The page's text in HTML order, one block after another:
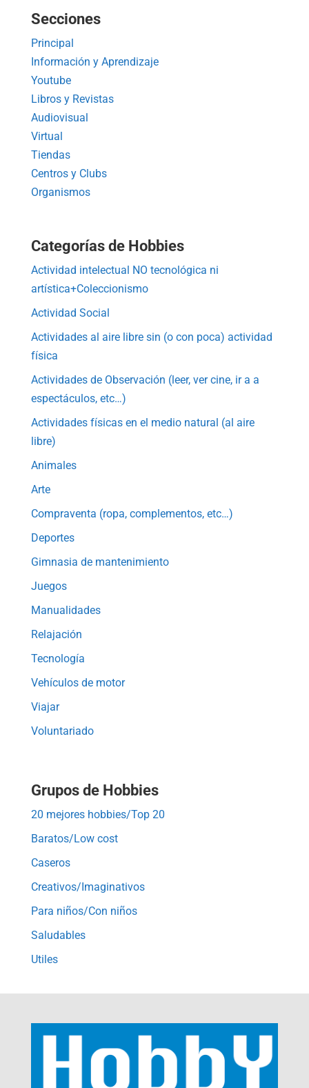
Secciones
Principal
Información y Aprendizaje
Youtube
Libros y Revistas
Audiovisual
Virtual
Tiendas
Centros y Clubs
Organismos
Categorías de Hobbies
Actividad intelectual NO tecnológica ni
artística+Coleccionismo
Actividad Social
Actividades al aire libre sin (o con poca) actividad
física
Actividades de Observación (leer, ver cine, ir a a
espectáculos, etc…)
Actividades físicas en el medio natural (al aire
libre)
Animales
Arte
Compraventa (ropa, complementos, etc…)
Deportes
Gimnasia de mantenimiento
Juegos
Manualidades
Relajación
Tecnología
Vehículos de motor
Viajar
Voluntariado
Grupos de Hobbies
20 mejores hobbies/Top 20
Baratos/Low cost
Caseros
Creativos/Imaginativos
Para niños/Con niños
Saludables
Utiles